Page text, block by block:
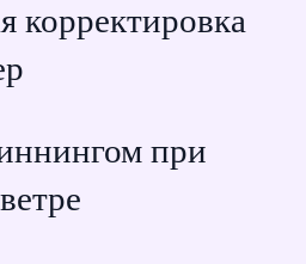
корректировка
при